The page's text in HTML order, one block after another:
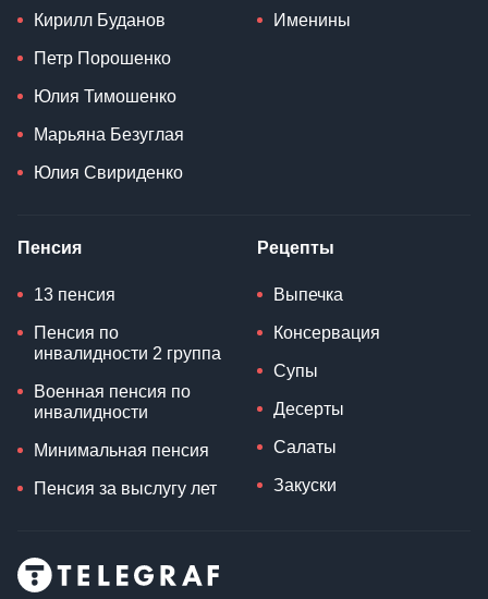
Кирилл Буданов
Петр Порошенко
Юлия Тимошенко
Марьяна Безуглая
Юлия Свириденко
Именины
Пенсия
13 пенсия
Пенсия по
инвалидности 2 группа
Военная пенсия по
инвалидности
Минимальная пенсия
Пенсия за выслугу лет
Рецепты
Выпечка
Консервация
Супы
Десерты
Салаты
Закуски